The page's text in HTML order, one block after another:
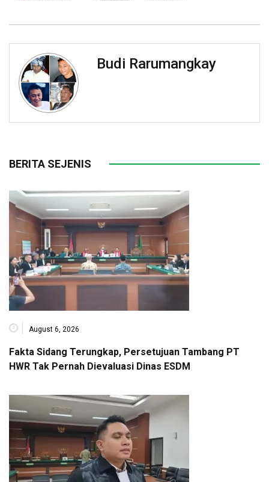
Budi Rarumangkay
BERITA SEJENIS
August 6, 2026
Fakta Sidang Terungkap, Persetujuan Tambang PT
HWR Tak Pernah Dievaluasi Dinas ESDM